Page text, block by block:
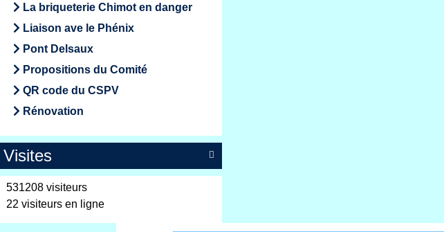
La briqueterie Chimot en danger
Liaison ave le Phénix
Pont Delsaux
Propositions du Comité
QR code du CSPV
Rénovation

Visites
531208 visiteurs
22 visiteurs en ligne